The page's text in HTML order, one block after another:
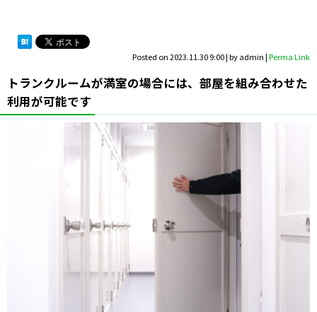
Posted on2023.11.30 9:00|byadmin|Perma Link
トランクルームが満室の場合には、部屋を組み合わせた
利用が可能です